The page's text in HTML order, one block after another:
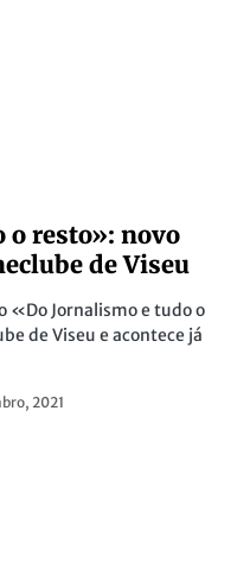
o resto»: novo
de Viseu
«Do Jornalismo e tudo o
de Viseu e acontece já
2021